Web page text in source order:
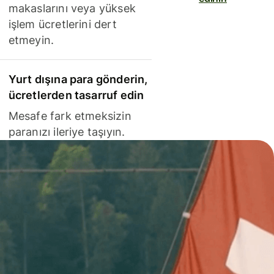
makaslarını veya yüksek
işlem ücretlerini dert
etmeyin.
Yurt dışına para gönderin,
ücretlerden tasarruf edin
Mesafe fark etmeksizin
paranızı ileriye taşıyın.